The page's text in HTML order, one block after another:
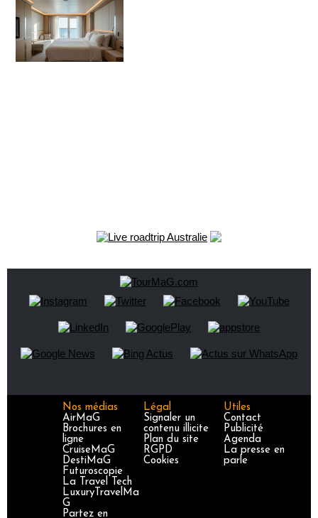
Nos médias
AirMaG
Brochures en
ligne
CruiseMaG
DestiMaG
Futuroscopie
La Travel Tech
LuxuryTravelMa
G
Partez en
Légal
Signaler un
contenu illicite
Plan du site
RGPD
Cookies
Utiles
Contact
Publicité
Agenda
La presse en
parle